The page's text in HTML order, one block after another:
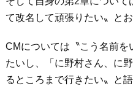
て改名して頑張りたい〟と
CMについては〝こう名前
たいし、「に野村さん、に
るところまで行きたい〟と語